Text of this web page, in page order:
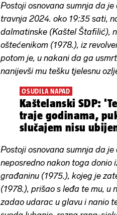
Postoji osnovana sumnja da
travnja 2024. oko 19:35 sati,
dalmatinske (Kaštel Štafilić),
oštećenikom (1978.), iz
potom je, u nakani da ga
nanijevši mu tešku tjelesnu
OSUDILA NAPAD
Kaštelanski SDP:
traje godinama,
slučajem nisu
Postoji osnovana sumnja da
neposredno nakon toga donio
građaninu (1975.), kojeg je
(1978.), prišao s leđa te mu, u
zadao udarac u glavu i nanio